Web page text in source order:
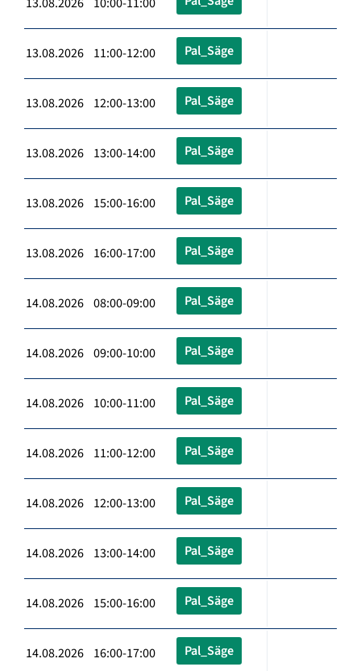
13.08.2026 11:00-12:00 Pal_Säge
13.08.2026 12:00-13:00 Pal_Säge
13.08.2026 13:00-14:00 Pal_Säge
13.08.2026 15:00-16:00 Pal_Säge
13.08.2026 16:00-17:00 Pal_Säge
14.08.2026 08:00-09:00 Pal_Säge
14.08.2026 09:00-10:00 Pal_Säge
14.08.2026 10:00-11:00 Pal_Säge
14.08.2026 11:00-12:00 Pal_Säge
14.08.2026 12:00-13:00 Pal_Säge
14.08.2026 13:00-14:00 Pal_Säge
14.08.2026 15:00-16:00 Pal_Säge
14.08.2026 16:00-17:00 Pal_Säge